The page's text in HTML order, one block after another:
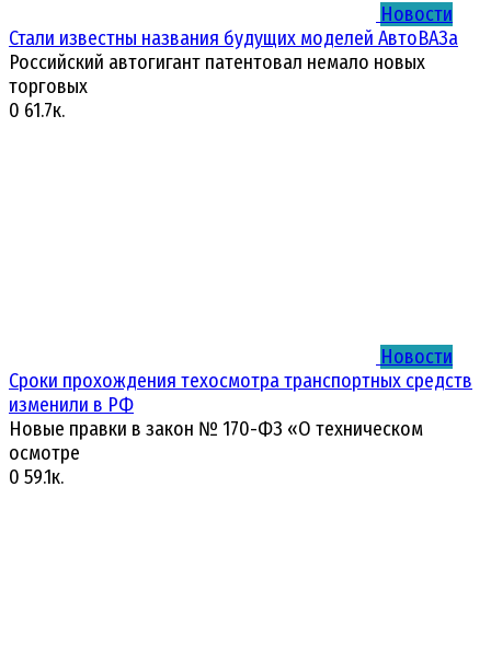
Новости
Стали известны названия будущих моделей АвтоВАЗа
Российский автогигант патентовал немало новых
торговых
0 61.7к.
Новости
Сроки прохождения техосмотра транспортных средств
изменили в РФ
Новые правки в закон № 170-ФЗ «О техническом
осмотре
0 59.1к.